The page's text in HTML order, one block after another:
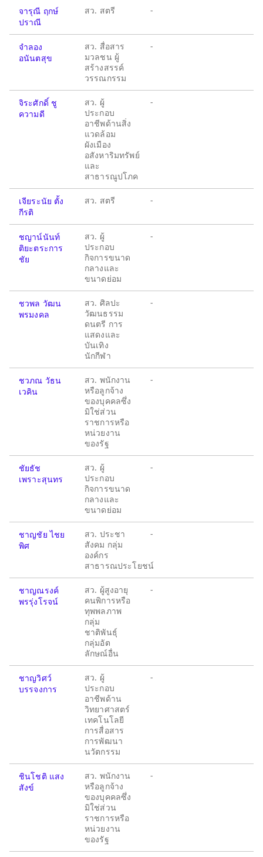
จารุณี ฤกษ์
ปราณี
สว. สตรี -
จำลอง
อนันตสุข
สว. สื่อสาร
มวลชน ผู้
สร้างสรรค์
วรรณกรรม
-
จิระศักดิ์ ชู
ความดี
สว. ผู้
ประกอบ
อาชีพด้านสิ่ง
แวดล้อม
ผังเมือง
อสังหาริมทรัพย์
และ
สาธารณูปโภค
-
เจียระนัย ตั้ง
กีรติ
สว. สตรี -
ชญาน์นันท์
ติยะตระการ
ชัย
สว. ผู้
ประกอบ
กิจการขนาด
กลางและ
ขนาดย่อม
-
ชวพล วัฒน
พรมงคล
สว. ศิลปะ
วัฒนธรรม
ดนตรี การ
แสดงและ
บันเทิง
นักกีฬา
-
ชวภณ วัธน
เวคิน
สว. พนักงาน
หรือลูกจ้าง
ของบุคคลซึ่ง
มิใช่ส่วน
ราชการหรือ
หน่วยงาน
ของรัฐ
-
ชัยธัช
เพราะสุนทร
สว. ผู้
ประกอบ
กิจการขนาด
กลางและ
ขนาดย่อม
-
ชาญชัย ไชย
พิศ
สว. ประชา
สังคม กลุ่ม
องค์กร
สาธารณประโยชน์
-
ชาญณรงค์
พรรุ่งโรจน์
สว. ผู้สูงอายุ
คนพิการหรือ
ทุพพลภาพ
กลุ่ม
ชาติพันธุ์
กลุ่มอัต
ลักษณ์อื่น
-
ชาญวิศว์
บรรจงการ
สว. ผู้
ประกอบ
อาชีพด้าน
วิทยาศาสตร์
เทคโนโลยี
การสื่อสาร
การพัฒนา
นวัตกรรม
-
ชินโชติ แสง
สังข์
สว. พนักงาน
หรือลูกจ้าง
ของบุคคลซึ่ง
มิใช่ส่วน
ราชการหรือ
หน่วยงาน
ของรัฐ
-